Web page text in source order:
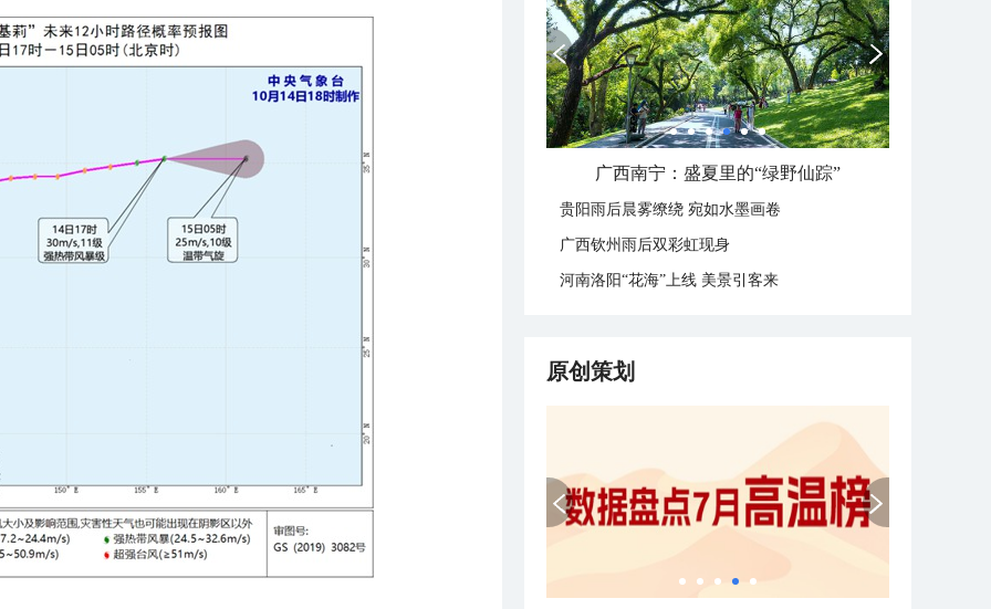
广西南宁：盛夏里的“绿野仙踪”
贵阳雨后晨雾缭绕 宛如水墨画卷
广西钦州雨后双彩虹现身
河南洛阳“花海”上线 美景引客来
原创策划